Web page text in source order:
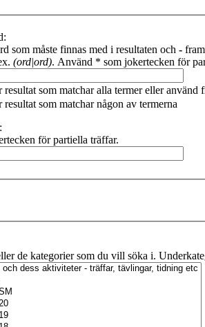
som måste finnas med i resultaten och -
(ord|ord). Använd * som jokertecken för
resultat som matchar alla termer eller använd
resultat som matchar någon av termerna
för partiella träffar.
de kategorier som du vill söka i.